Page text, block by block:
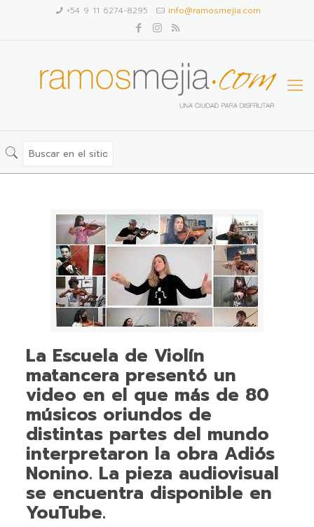
+54 9 11 6274-8295 info@ramosmejia.com
La Escuela de Violín
matancera presentó un
video en el que más de 80
músicos oriundos de
distintas partes del mundo
interpretaron la obra Adiós
Nonino. La pieza audiovisual
se encuentra disponible en
YouTube.